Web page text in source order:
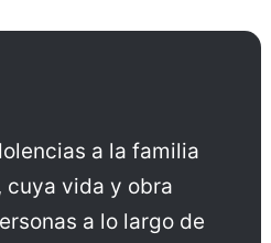
a la familia
, cuya vida y obra
a lo largo de